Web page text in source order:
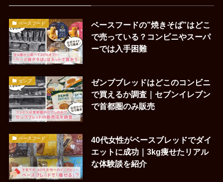
ベースフード
ベースフードの”焼きそば”はどこ
で売っている？コンビニやスーパ
ーでは入手困難
ゼンブ
ゼンブブレッドはどこのコンビニ
で買えるか調査｜セブンイレブン
で首都圏のみ販売
ベースフード
40代女性がベースブレッドでダイ
エットに成功｜3kg痩せたリアル
な体験談を紹介